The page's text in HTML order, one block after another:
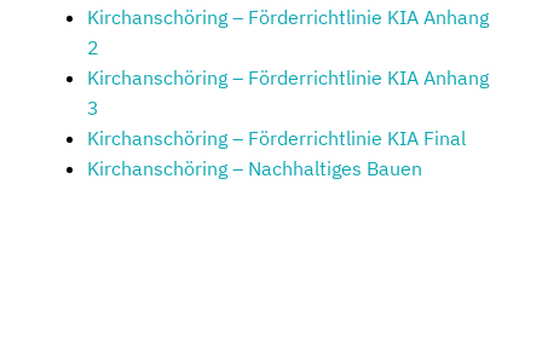
Kirchanschöring – Förderrichtlinie KIA Anhang
2
Kirchanschöring – Förderrichtlinie KIA Anhang
3
Kirchanschöring – Förderrichtlinie KIA Final
Kirchanschöring – Nachhaltiges Bauen